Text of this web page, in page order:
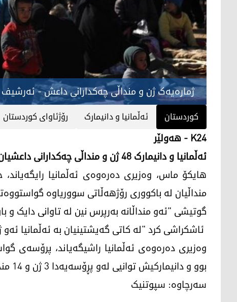
ژمارەیەک ژن و منداڵی چەکدارانی داعش - ئەرشیف
کوردستان ئەڵمانیا و دانیمارک رۆژئاوای کوردستان
K24 - هەولێر
ئەڵمانیا و دانیمارک 48 ژن و منداڵی چەکدارانی داعشیان لە رۆژئاوای کوردستانەوە گواستەوە وڵاتەکانیان.
منداڵیان لە باکووری رۆژهەڵاتی سووریاوە
گوتیشی "ئەو منداڵانە بەرپرس نین لە تاوانی دایک و
ئاشکراشی کرد "لە کاتی گەیشتینیان بە ئەڵمانیا
وەزیری دەرەوەی ئەڵمانیا راشیگەیاند، پرۆسەی
بوو و دانیمارکیش توانیی لەو پڕۆسەیەدا 3 ژن و 14 منداڵ بگەڕێنێتەوە وڵاتەکەی.
سەرچاوە: سپوتنیک